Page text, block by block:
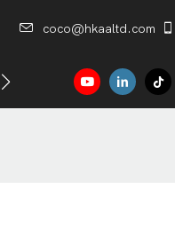
coco@hkaaltd.com
Контакт